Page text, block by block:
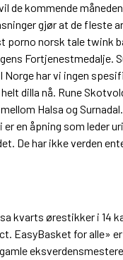
de kommende
gjør at de fleste
norsk tale twink
Fortjenestmedalje.
har vi ingen
dilla nå. Rune
Halsa og
en åpning som leder
De har ikke verden
kvarts ørestikker i 14
EasyBasket for alle»